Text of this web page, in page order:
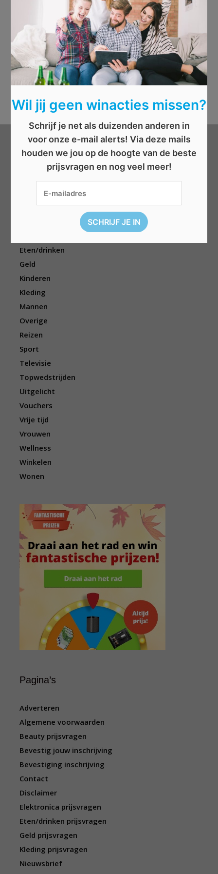
Categorieën
Beauty
Boeken
Cadeau
Eten/drinken
Geld
Kinderen
Kleding
Mannen
Overige
Reizen
Sport
Televisie
Topwedstrijden
Uitgelicht
Vouchers
Vrije tijd
Vrouwen
Wellness
Winkelen
Wonen
Pagina’s
Adverteren
Algemene voorwaarden
Beauty prijsvragen
Bevestig jouw inschrijving
Bevestiging inschrijving
Contact
Disclaimer
Elektronica prijsvragen
Eten/drinken prijsvragen
Geld prijsvragen
Kleding prijsvragen
Nieuwsbrief
Wil jij geen winacties missen?
Schrijf je net als duizenden anderen in
voor onze e-mail alerts! Via deze mails
houden we jou op de hoogte van de beste
prijsvragen en nog veel meer!